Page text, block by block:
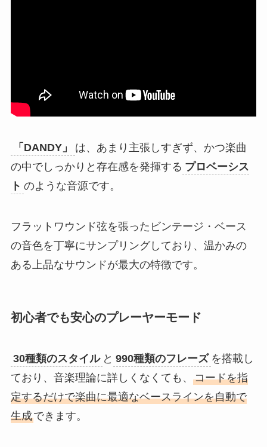
「DANDY」
は、あまり主張しすぎず、かつ楽曲
の中でしっかりと存在感を発揮する プロベーシス
ト のような音源です。
フラットワウンド弦を張ったビンテージ・ベース
の音色を丁寧にサンプリングしており、温かみの
ある上品なサウンドが最大の特徴です。
初心者でも安心のプレーヤーモード
30種類のスタイル と 990種類のフレーズ を搭載し
ており、音楽理論に詳しくなくても、 コードを指
定するだけで楽曲に最適なベースラインを自動で
生成できます。